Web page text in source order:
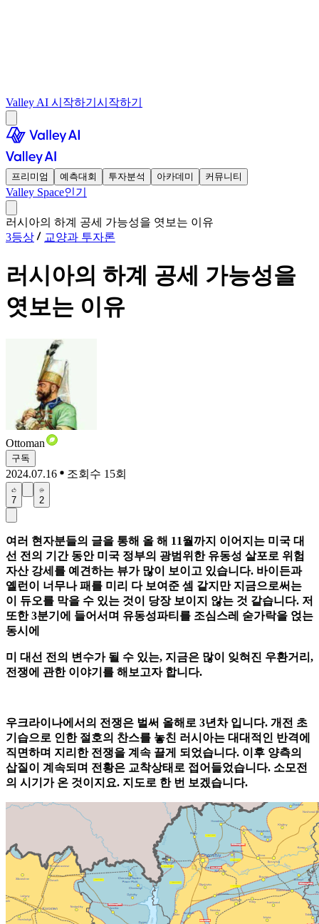
Valley AI 시작하기 시작하기
프리미엄 예측대회 투자분석 아카데미 커뮤니티
Valley Space인기
러시아의 하계 공세 가능성을 엿보는 이유
3등상
교양과 투자론
러시아의 하계 공세 가능성을
엿보는 이유
Ottoman
구독
2024.07.16 조회수 15회
7 2
여러 현자분들의 글을 통해 올 해 11월까지 이어지는 미국 대
선 전의 기간 동안 미국 정부의 광범위한 유동성 살포로 위험
자산 강세를 예견하는 뷰가 많이 보이고 있습니다. 바이든과
옐런이 너무나 패를 미리 다 보여준 셈 같지만 지금으로써는
이 듀오를 막을 수 있는 것이 당장 보이지 않는 것 같습니다. 저
또한 3분기에 들어서며 유동성파티를 조심스레 숟가락을 얹는
동시에
미 대선 전의 변수가 될 수 있는, 지금은 많이 잊혀진 우환거리,
전쟁에 관한 이야기를 해보고자 합니다.
우크라이나에서의 전쟁은 벌써 올해로 3년차 입니다. 개전 초
기습으로 인한 절호의 찬스를 놓친 러시아는 대대적인 반격에
직면하며 지리한 전쟁을 계속 끌게 되었습니다. 이후 양측의
삽질이 계속되며 전황은 교착상태로 접어들었습니다. 소모전
의 시기가 온 것이지요. 지도로 한 번 보겠습니다.